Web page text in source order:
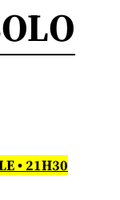
• 21H30